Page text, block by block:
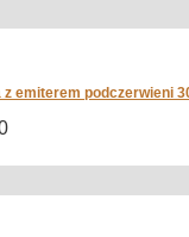
emiterem podczerwieni